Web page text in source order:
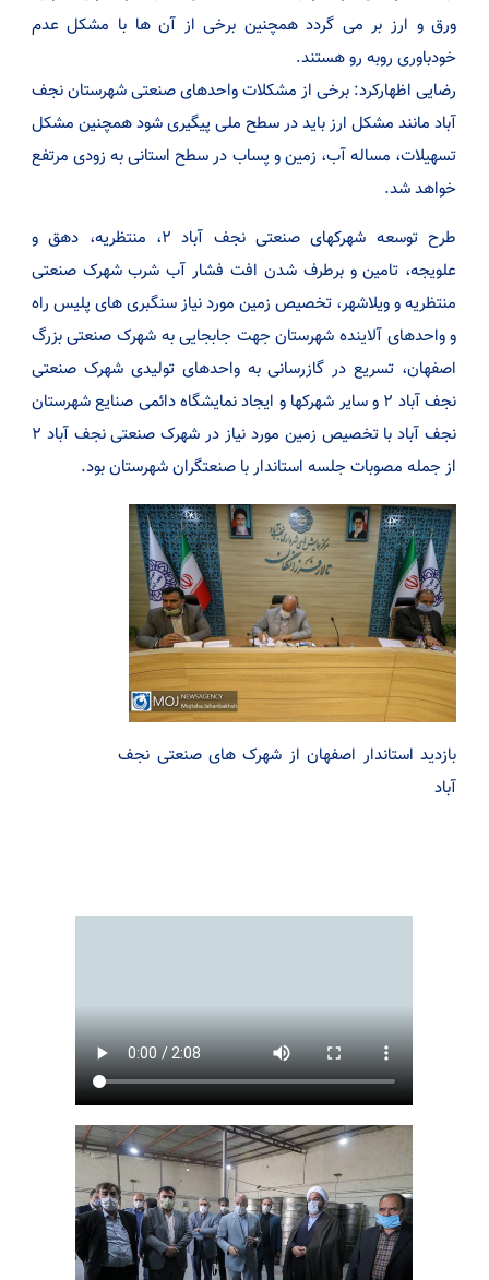
ورق و ارز بر می گردد همچنین برخی از آن‌‍ ها با مشکل عدم
خودباوری روبه رو هستند.
رضایی اظهارکرد: برخی از مشکلات واحدهای صنعتی شهرستان نجف
آباد مانند مشکل ارز باید در سطح ملی پیگیری شود همچنین مشکل
تسهیلات، مساله آب، زمین و پساب در سطح استانی به زودی مرتفع
خواهد شد.
طرح توسعه شهرکهای صنعتی نجف آباد ۲، منتظریه، دهق و
علویجه، تامین و برطرف شدن افت فشار آب شرب شهرک صنعتی
منتظریه و ویلاشهر، تخصیص زمین مورد نیاز سنگبری های پلیس راه
و واحد‌های آلاینده شهرستان جهت جابجایی به شهرک صنعتی بزرگ
اصفهان، تسریع در گازرسانی به واحد‌های تولیدی شهرک صنعتی
نجف آباد ۲ و سایر شهرکها و ایجاد نمایشگاه دائمی صنایع شهرستان
نجف آباد با تخصیص زمین مورد نیاز در شهرک صنعتی نجف آباد ۲
از جمله مصوبات جلسه استاندار با صنعتگران شهرستان بود.
بازدید استاندار اصفهان از شهرک های صنعتی نجف
آباد